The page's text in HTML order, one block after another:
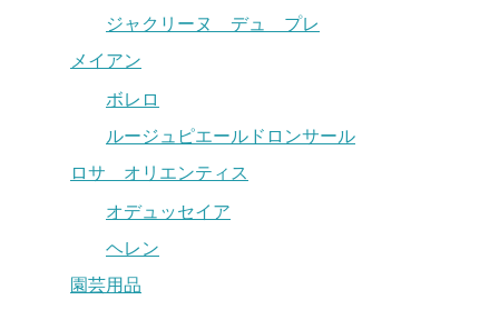
ジャクリーヌ デュ プレ
メイアン
ボレロ
ルージュピエールドロンサール
ロサ オリエンティス
オデュッセイア
ヘレン
園芸用品